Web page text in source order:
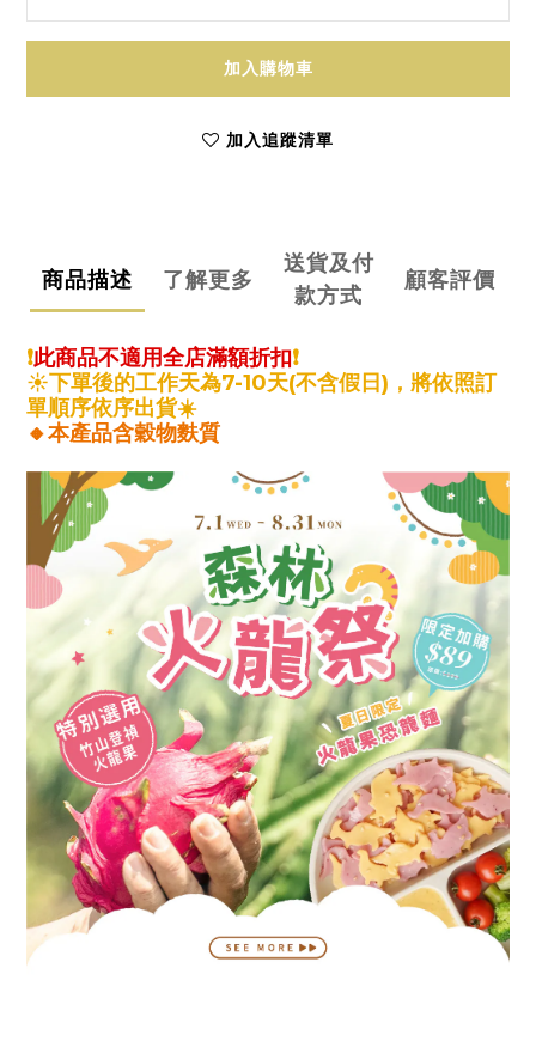
加入購物車
加入追蹤清單
商品描述 了解更多
送貨及付
款方式
顧客評價
❗️此商品不適用全店滿額折扣❗️
☀️下單後的工作天為7-10天(不含假日)，將依照訂
單順序依序出貨☀️
🔸本產品含穀物麩質